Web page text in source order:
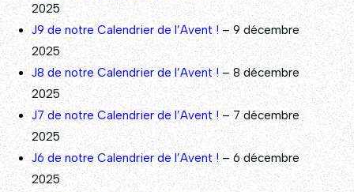
2025
J9 de notre Calendrier de l’Avent ! – 9 décembre
2025
J8 de notre Calendrier de l’Avent !– 8 décembre
2025
J7 de notre Calendrier de l’Avent !– 7 décembre
2025
J6 de notre Calendrier de l’Avent ! – 6 décembre
2025